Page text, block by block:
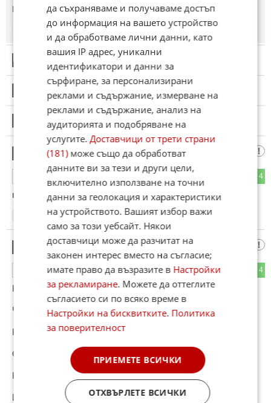
Коментиран от#40
05.06.2026
Този коментар е премахнат от модератор.
Този коментар е премахнат от модератор.
Гледаш агент Мойсей
4
виждаш агент Буда
05.06.2026
Къде Е ? Частния Бизнес !
4
ОТГОВОР
Къде Е ?
Частния Бизнес !
Който да създава !
Обилие от !
Качествени !
И конкуренти !
да съхраняваме и получаваме достъп
до информация на вашето устройство
и да обработваме лични данни, като
вашия IP адрес, уникални
идентификатори и данни за
сърфиране, за персонализирани
реклами и съдържание, измерване на
реклами и съдържание, анализ на
аудиторията и подобряване на
услугите.Доставчици от трети страни
(181)може също да обработват
данните ви за тези и други цели,
включително използване на точни
данни за геолокация и характеристики
на устройството. Вашият избор важи
само за този уебсайт. Някои
доставчици може да разчитат на
законен интерес вместо на съгласие;
имате право да възразите в Настройки
за рекламиране. Можете да оттеглите
съгласието си по всяко време в
Настройки на бисквитките. Политика
за поверителност
ПРИЕМЕТЕ ВСИЧКИ
ОТХВЪРЛЕТЕ ВСИЧКИ